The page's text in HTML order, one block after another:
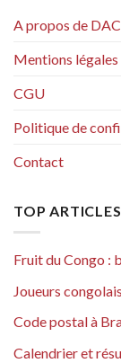
A propos de
Mentions légales
CGU
Politique de
Contact
TOP ARTICLES
Fruit du Congo :
Joueurs
Code postal à
Calendrier et